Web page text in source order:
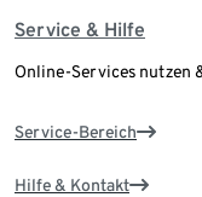
Service & Hilfe
Online-Services nutzen
Service-Bereich
Hilfe & Kontakt